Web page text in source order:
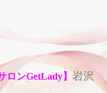
ロンGetLady】岩沢